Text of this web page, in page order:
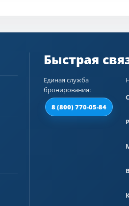
Единая служба
бронирования:
8 (800) 770-05-84